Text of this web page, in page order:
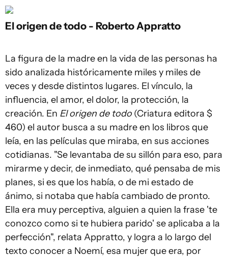
El origen de todo - Roberto Appratto
La figura de la madre en la vida de las personas ha
sido analizada históricamente miles y miles de
veces y desde distintos lugares. El vínculo, la
influencia, el amor, el dolor, la protección, la
creación. En El origen de todo (Criatura editora $
460) el autor busca a su madre en los libros que
leía, en las películas que miraba, en sus acciones
cotidianas. "Se levantaba de su sillón para eso, para
mirarme y decir, de inmediato, qué pensaba de mis
planes, si es que los había, o de mi estado de
ánimo, si notaba que había cambiado de pronto.
Ella era muy perceptiva, alguien a quien la frase 'te
conozco como si te hubiera parido' se aplicaba a la
perfección", relata Appratto, y logra a lo largo del
texto conocer a Noemí, esa mujer que era, por